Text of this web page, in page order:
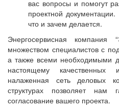
вас вопросы и помогут
проектной
что и зачем делается.
Энергосервисная компания
множеством специалистов с
а также всеми необходимыми
настоящему
налаженная сеть деловых
структурах позволяет нам
согласование вашего проекта.